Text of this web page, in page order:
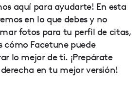
aquí para ayudarte! En esta
en lo que debes y no
fotos para tu perfil de citas,
cómo Facetune puede
lo mejor de ti. ¡Prepárate
en tu mejor versión!